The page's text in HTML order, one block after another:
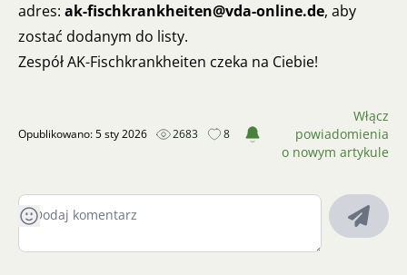
adres: ak-fischkrankheiten@vda-online.de, aby
zostać dodanym do listy.
Zespół AK-Fischkrankheiten czeka na Ciebie!
Opublikowano: 5 sty 2026 2683 8
Włącz
powiadomienia
o nowym artykule